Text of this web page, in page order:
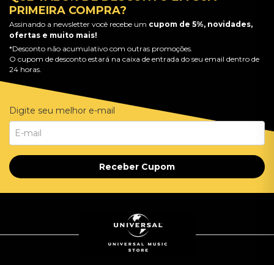
PRIMEIRA COMPRA?
Assinando a newsletter você recebe um cupom de 5%, novidades,
ofertas e muito mais!
*Desconto não acumulativo com outras promoções.
O cupom de desconto estará na caixa de entrada do seu email dentro de
24 horas.
Digite seu melhor e-mail
Receber Cupom